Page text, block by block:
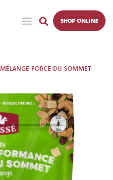
SHOP ONLINE
MÉLANGE FORCE DU SOMMET